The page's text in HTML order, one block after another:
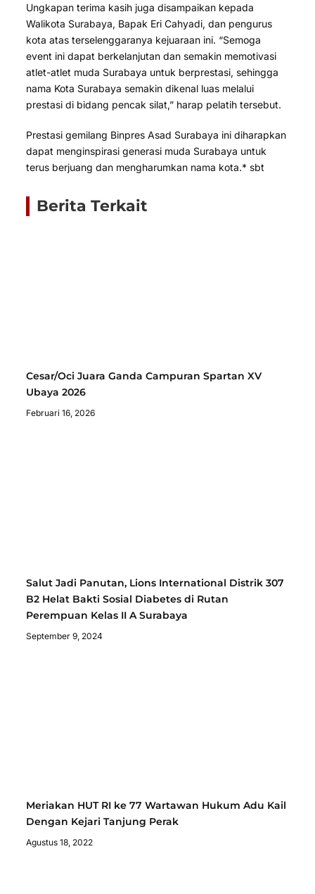
Ungkapan terima kasih juga disampaikan kepada
Walikota Surabaya, Bapak Eri Cahyadi, dan pengurus
kota atas terselenggaranya kejuaraan ini. “Semoga
event ini dapat berkelanjutan dan semakin memotivasi
atlet-atlet muda Surabaya untuk berprestasi, sehingga
nama Kota Surabaya semakin dikenal luas melalui
prestasi di bidang pencak silat,” harap pelatih tersebut.
Prestasi gemilang Binpres Asad Surabaya ini diharapkan
dapat menginspirasi generasi muda Surabaya untuk
terus berjuang dan mengharumkan nama kota.* sbt
Berita Terkait
Cesar/Oci Juara Ganda Campuran Spartan XV
Ubaya 2026
Februari 16, 2026
Salut Jadi Panutan, Lions International Distrik 307
B2 Helat Bakti Sosial Diabetes di Rutan
Perempuan Kelas II A Surabaya
September 9, 2024
Meriakan HUT RI ke 77 Wartawan Hukum Adu Kail
Dengan Kejari Tanjung Perak
Agustus 18, 2022